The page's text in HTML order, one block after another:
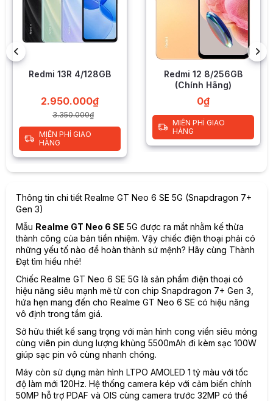
Redmi 12 8/256GB
0₫
MIỄN PHÍ GIAO
HÀNG
Note 13 5G 8/128Gb
4.950.000₫
4.550.000
HÀNG
Thông tin chi tiết Realme GT Neo 6 SE 5G (Snapdragon 7+
Gen 3)
Mẫu Realme GT Neo 6 SE 5G được ra mắt nhằm kế thừa
thành công của bản tiền nhiệm. Vậy chiếc điện thoại phải có
những yếu tố nào để hoàn thành sứ mệnh? Hãy cùng Thành
Đạt tìm hiểu nhé!
Chiếc Realme GT Neo 6 SE 5G là sản phẩm điện thoại có
hiệu năng siêu mạnh mẽ từ con chip Snapdragon 7+ Gen 3,
hứa hẹn mang đến cho Realme GT Neo 6 SE có hiệu năng
vô định trong tầm giá.
Sở hữu thiết kế sang trọng với màn hình cong viền siêu mỏng
cùng viên pin dung lượng khủng 5500mAh đi kèm sạc 100W
giúp sạc pin vô cùng nhanh chóng.
Máy còn sử dụng màn hình LTPO AMOLED 1 tỷ màu với tốc
độ làm mới 120Hz. Hệ thống camera kép với cảm biến chính
50MP hỗ trợ PDAF và OIS cùng camera trước 32MP có thể